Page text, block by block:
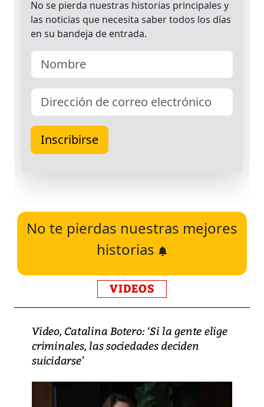
No te pierdas nuestras mejores
historias
VIDEOS
Video, Catalina Botero: ‘Si la gente elige
criminales, las sociedades deciden
suicidarse’